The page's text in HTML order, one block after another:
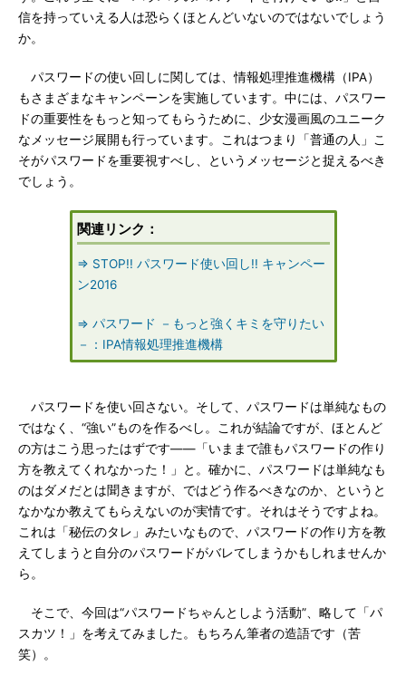
信を持っていえる人は恐らくほとんどいないのではないでしょう
か。
パスワードの使い回しに関しては、情報処理推進機構（IPA）
もさまざまなキャンペーンを実施しています。中には、パスワー
ドの重要性をもっと知ってもらうために、少女漫画風のユニーク
なメッセージ展開も行っています。これはつまり「普通の人」こ
そがパスワードを重要視すべし、というメッセージと捉えるべき
でしょう。
関連リンク：
⇒ STOP!! パスワード使い回し!! キャンペー
ン2016
⇒ パスワード －もっと強くキミを守りたい
－：IPA情報処理推進機構
パスワードを使い回さない。そして、パスワードは単純なもの
ではなく、“強い”ものを作るべし。これが結論ですが、ほとんど
の方はこう思ったはずです――「いままで誰もパスワードの作り
方を教えてくれなかった！」と。確かに、パスワードは単純なも
のはダメだとは聞きますが、ではどう作るべきなのか、というと
なかなか教えてもらえないのが実情です。それはそうですよね。
これは「秘伝のタレ」みたいなもので、パスワードの作り方を教
えてしまうと自分のパスワードがバレてしまうかもしれませんか
ら。
そこで、今回は“パスワードちゃんとしよう活動”、略して「パ
スカツ！」を考えてみました。もちろん筆者の造語です（苦
笑）。